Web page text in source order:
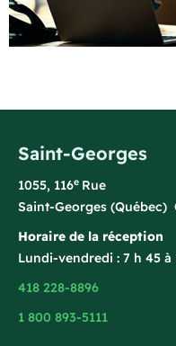
Saint-Georges
1055, 116e Rue
Saint-Georges (Québec)
Horaire de la réception
Lundi-vendredi : 7 h 45 à
418 228-8896
1 800 893-5111